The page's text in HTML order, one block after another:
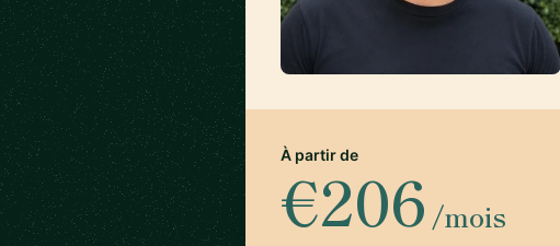
À partir de
€206 /mois